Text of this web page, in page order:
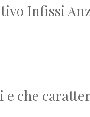
Infissi
che